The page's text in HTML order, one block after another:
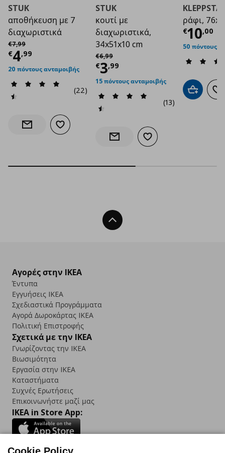
STUK
αποθήκευση με 7
διαχωριστικά
€7,99
Αρχική τιμή
€4,99
Τρέχουσα τιμή
20 πόντους ανταμοιβής
(22)
Ενημέρωση διαθεσιμότητας
Προσθήκη στα αγαπημένα
STUK
κουτί με
διαχωριστικά,
34x51x10 cm
€6,99
Αρχική τιμή
€3,99
Τρέχουσα τιμή€
15 πόντους ανταμοιβής
(13)
Ενημέρωση διαθεσιμότητας
Προσθήκη στα
ράφι,
€10,00
50 πόντους
Προσθήκη
Back To Top
Αγορές στην IKEA
Έντυπα
Εγγυήσεις IKEA
Σχεδιαστικά Προγράμματα
Αγορά Δωρoκάρτας IKEA
Πολιτική Επιστροφής
Σχετικά με την IKEA
Γνωρίζοντας την IKEA
Βιωσιμότητα
Εργασία στην IKEA
Καταστήματα
Συχνές Ερωτήσεις
Επικοινωνήστε μαζί μας
IKEA in Store App: